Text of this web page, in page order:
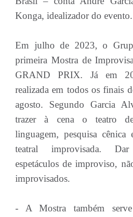
Konga, idealizador do evento.
Em julho de 2023, o
primeira Mostra de
GRAND PRIX. Já em
realizada em todos os finais
agosto. Segundo Garcia
trazer à cena o teatro
linguagem, pesquisa
teatral improvisada.
espetáculos de improviso,
improvisados.
- A Mostra também